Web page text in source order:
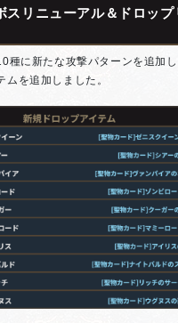
スリニューアル＆ドロップ
種に新たな攻撃パターンを追加
を追加しました。